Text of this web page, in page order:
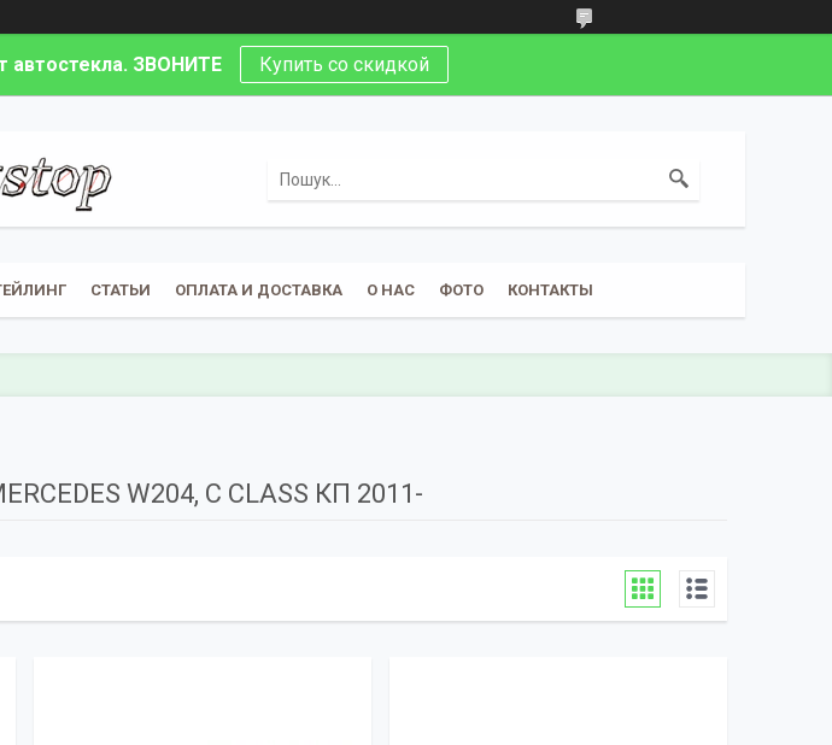
автостекла. ЗВОНИТЕ Купить со скидкой
СТАТЬИ ОПЛАТА И ДОСТАВКА О НАС ФОТО КОНТАКТЫ
W204, C CLASS КП 2011-